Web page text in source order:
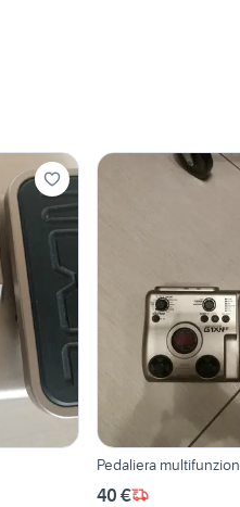
Pedaliera
40 €